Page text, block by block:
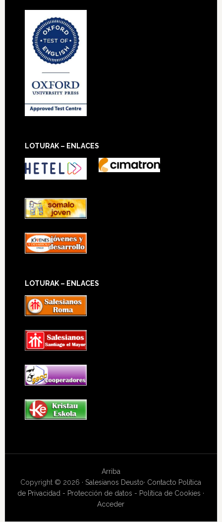
LOTURAK – ENLACES
LOTURAK – ENLACES
Arriba
Copyright © 2026 ·Salesianos Deusto· Contacto Política
de Privacidad - Protección de datos - Política de Cookies ·
Acceder